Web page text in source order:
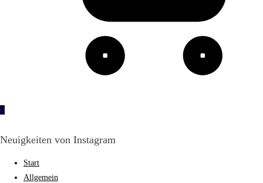
0
Neuigkeiten von Instagram
Start
Allgemein